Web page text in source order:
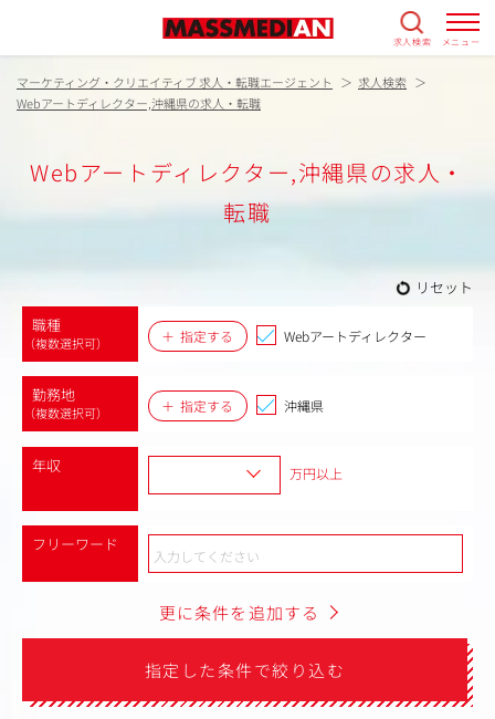
求人検索 メニュー
マーケティング・クリエイティブ 求人・転職エージェント
求人検索
Webアートディレクター,沖縄県の求人・転職
Webアートディレクター,沖縄県の求人・
転職
リセット
職種
（複数選択可） 指定する Webアートディレクター
勤務地
（複数選択可） 指定する 沖縄県
年収 万円以上
フリーワード
更に条件を追加する
指定した条件で絞り込む